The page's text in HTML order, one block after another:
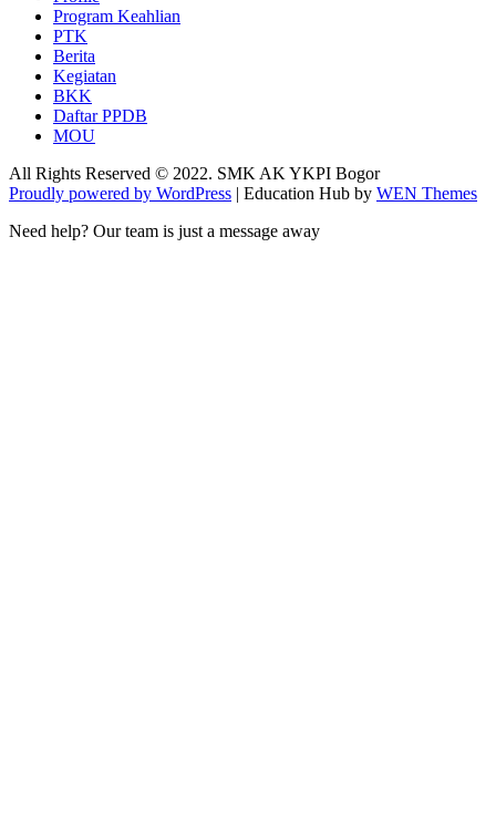
Program Keahlian
PTK
Berita
Kegiatan
BKK
Daftar PPDB
MOU
All Rights Reserved © 2022. SMK AK YKPI Bogor
Proudly powered by WordPress | Education Hub by WEN Themes
Need help? Our team is just a message away